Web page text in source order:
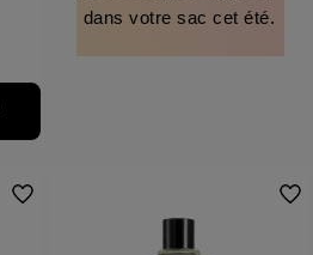
dans votre sac cet été.